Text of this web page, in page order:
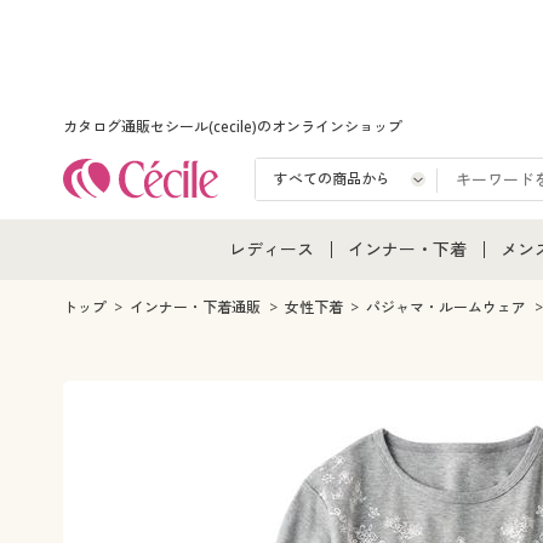
カタログ通販セシール(cecile)のオンラインショップ
レディース
レディース通販すべて
インナー・下着
インナー・下着通販すべ
メンズ下着
ジュニア・ティーンズ下
メン
メン
メ
トップ インナー・下着通販 女性下着 パジャマ・ルームウェア